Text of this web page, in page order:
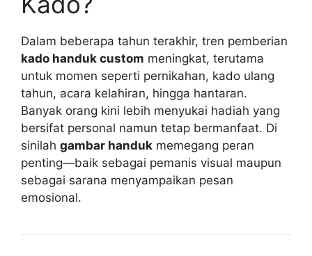
Dalam beberapa tahun terakhir, tren pemberian
kado handuk custom meningkat, terutama
untuk momen seperti pernikahan, kado ulang
tahun, acara kelahiran, hingga hantaran.
Banyak orang kini lebih menyukai hadiah yang
bersifat personal namun tetap bermanfaat. Di
sinilah gambar handuk memegang peran
penting—baik sebagai pemanis visual maupun
sebagai sarana menyampaikan pesan
emosional.